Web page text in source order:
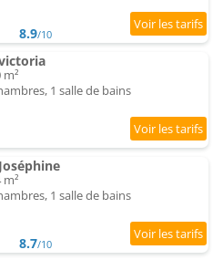
8.9/10
1 salle de bains
1 salle de bains
8.7/10